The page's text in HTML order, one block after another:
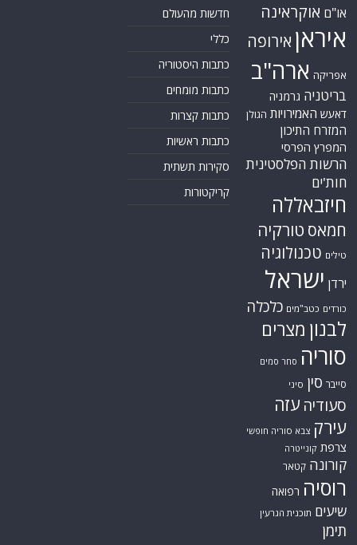
או"ם אוקראינה
איראן אירופה
אפריקה ארה"ב
בריטניה גרמניה
דאעש האמירויות הגולן
המזרח התיכון
המפרץ הפרסי
הרשות הפלסטינית
חות'ים
חיזבאללה
חמאס טורקיה
טילים טכנולוגיה
ירדן ישראל
כורדים כטב"מים כלכלה
לבנון מצרים
סוריה סחר סמים
סייבר סין סיני
סעודיה עזה
עירק צבא סוריה חופשי
צרפת קונייטרה
קורונה קטאר
רוסיה רפואה
שיעים תוכנית הגרעין
תימן
חדשות מהעולם
כללי
כתבות היסטוריה
כתבות מומחים
כתבות קצרות
כתבות ראשיות
סקירות תשתית
קריקטורות